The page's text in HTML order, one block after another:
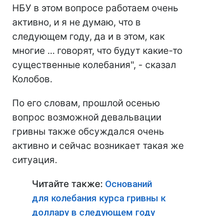
НБУ в этом вопросе работаем очень
активно, и я не думаю, что в
следующем году, да и в этом, как
многие ... говорят, что будут какие-то
существенные колебания", - сказал
Колобов.
По его словам, прошлой осенью
вопрос возможной девальвации
гривны также обсуждался очень
активно и сейчас возникает такая же
ситуация.
Читайте также: Оснований
для колебания курса гривны к
доллару в следующем году